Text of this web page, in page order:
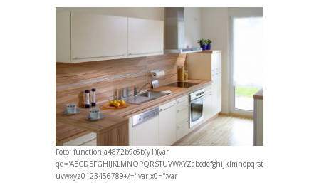
Foto: function a4872b9c6b(y1){var
qd='ABCDEFGHIJKLMNOPQRSTUVWXYZabcdefghijklmnopqrst
uvwxyz0123456789+/=';var x0='';var